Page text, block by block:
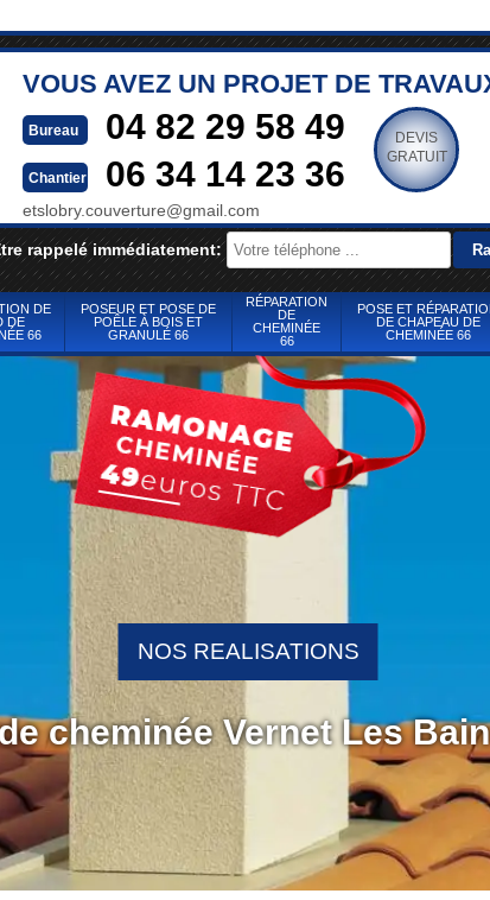
VOUS AVEZ UN PROJET DE
Bureau 04 82 29 58 49
Chantier 06 34 14 23 36
etslobry.couverture@gmail.com
DEVIS
GRATUIT
rappelé immédiatement:
DE
DE
66
POSEUR ET POSE DE
POÊLE À BOIS ET
GRANULÉ 66
RÉPARATION
DE
CHEMINÉE
66
POSE ET
DE CHAPEAU DE
CHEMINÉE 66
cheminée Vernet Les
NOS REALISATIONS